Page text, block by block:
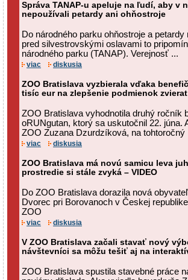
Správa TANAP-u apeluje na ľudí, aby v
nepoužívali petardy ani ohňostroje
Do národného parku ohňostroje a
pred silvestrovskými oslavami to
národného parku (TANAP). Verejnosť ...
viac diskusia
ZOO Bratislava vyzbierala vďaka
tisíc eur na zlepšenie podmienok zvierat
ZOO Bratislava vyhodnotila druhý ročník
oRUNgutan, ktorý sa uskutočnil 22. júna.
ZOO Zuzana Dzurdzíková, na tohtoročný
viac diskusia
ZOO Bratislava má novú samicu leva
prostredie si stále zvyká – VIDEO
Do ZOO Bratislava dorazila nová
Dvorec pri Borovanoch v Českej
ZOO
viac diskusia
V ZOO Bratislava začali stavať nový
návštevníci sa môžu tešiť aj na
ZOO Bratislava spustila stavebné práce